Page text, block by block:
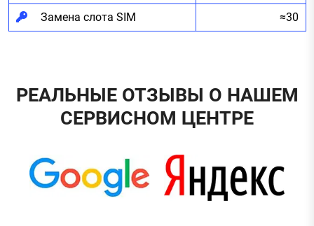
Замена слота SIM ≈30
РЕАЛЬНЫЕ ОТЗЫВЫ О НАШЕМ
СЕРВИСНОМ ЦЕНТРЕ